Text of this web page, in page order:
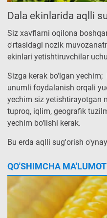
Dala ekinlarida aqlli
Siz xavflarni oqilona
o'rtasidagi nozik
ekinlari yetishtiruvchilar
Sizga kerak bo'lgan
unumli foydalanish orqali
yechim siz yetishtirayotgan
tuproq, iqlim, geografik
yechim bo‘lishi kerak.
Bu erda aqlli sug'orish
QO'SHIMCHA